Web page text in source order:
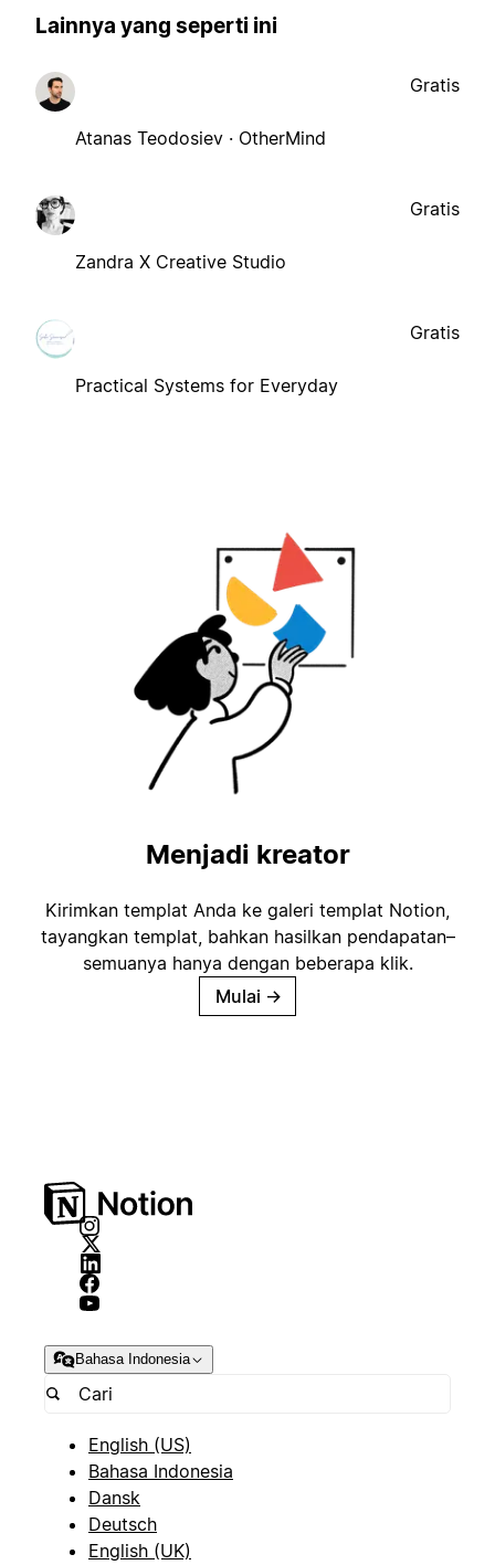
Lainnya yang seperti ini
Atanas Teodosiev · OtherMind
Gratis
Zandra X Creative Studio
Gratis
Practical Systems for Everyday
Gratis
Menjadi kreator
Kirimkan templat Anda ke galeri templat Notion,
tayangkan templat, bahkan hasilkan pendapatan–
semuanya hanya dengan beberapa klik.
Mulai →
Bahasa Indonesia
English (US)
Bahasa Indonesia
Dansk
Deutsch
English (UK)